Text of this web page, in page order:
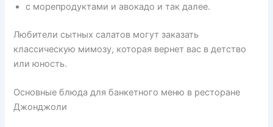
с морепродуктами и авокадо и так далее.
Любители сытных салатов могут заказать
классическую мимозу, которая вернет вас в детство
или юность.
Основные блюда для банкетного меню в ресторане
Джонджоли